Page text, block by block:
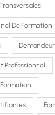
De Formation
Professionnel
Formation